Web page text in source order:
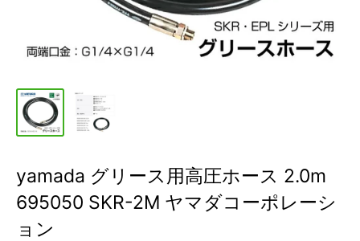
yamada グリース用高圧ホース 2.0m
695050 SKR-2M ヤマダコーポレーシ
ョン